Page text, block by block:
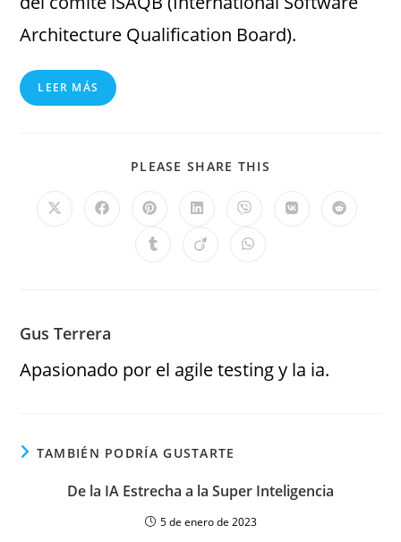
Architecture Qualification Board).
LEER MÁS
PLEASE SHARE THIS
Gus Terrera
Apasionado por el agile testing y la ia.
TAMBIÉN PODRÍA GUSTARTE
De la IA Estrecha a la Super Inteligencia
5 de enero de 2023